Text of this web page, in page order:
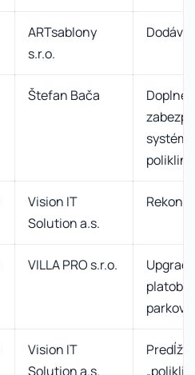
ARTsablony
s.r.o.
Štefan Bača
Vision IT
Solution a.s.
VILLA PRO s.r.o.
Vision IT
Solution a.s.